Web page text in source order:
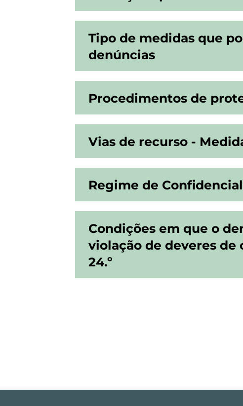
Tipo de medidas que
denúncias
Procedimentos de
Vias de recurso -
Regime de
Condições em que o
violação de deveres
24.º